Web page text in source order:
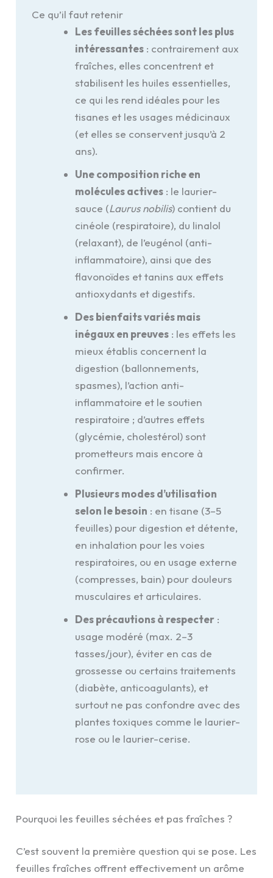
Ce qu’il faut retenir
Les feuilles séchées sont les plus
intéressantes: contrairement aux
fraîches, elles concentrent et
stabilisent les huiles essentielles,
ce qui les rend idéales pour les
tisanes et les usages médicinaux
(et elles se conservent jusqu’à 2
ans).
Une composition riche en
molécules actives: le laurier-
sauce (Laurus nobilis) contient du
cinéole (respiratoire), du linalol
(relaxant), de l’eugénol (anti-
inflammatoire), ainsi que des
flavonoïdes et tanins aux effets
antioxydants et digestifs.
Des bienfaits variés mais
inégaux en preuves: les effets les
mieux établis concernent la
digestion (ballonnements,
spasmes), l’action anti-
inflammatoire et le soutien
respiratoire ; d’autres effets
(glycémie, cholestérol) sont
prometteurs mais encore à
confirmer.
Plusieurs modes d’utilisation
selon le besoin : en tisane (3–5
feuilles) pour digestion et détente,
en inhalation pour les voies
respiratoires, ou en usage externe
(compresses, bain) pour douleurs
musculaires et articulaires.
Des précautions à respecter:
usage modéré (max. 2–3
tasses/jour), éviter en cas de
grossesse ou certains traitements
(diabète, anticoagulants), et
surtout ne pas confondre avec des
plantes toxiques comme le laurier-
rose ou le laurier-cerise.
Pourquoi les feuilles séchées et pas fraîches ?
C’est souvent la première question qui se pose. Les
feuilles fraîches offrent effectivement un arôme